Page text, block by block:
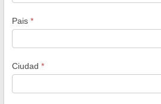
Pais *
Ciudad *